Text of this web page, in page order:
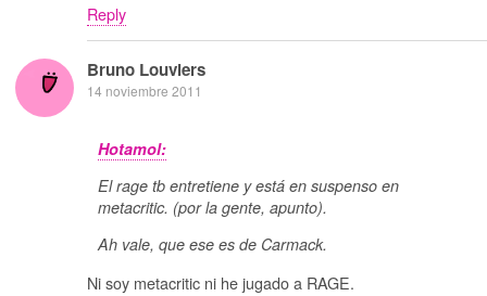
Reply
Bruno Louviers
14 noviembre 2011
Hotamol:
El rage tb entretiene y está en suspenso en
metacritic. (por la gente, apunto).
Ah vale, que ese es de Carmack.
Ni soy metacritic ni he jugado a RAGE.